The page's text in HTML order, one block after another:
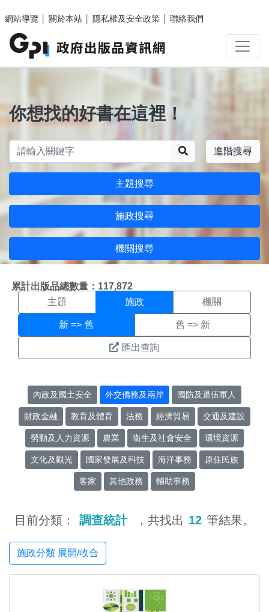
網站導覽
關於本站 隱私權及安全政策 聯絡我們
你想找的好書在這裡！
進階搜尋
主題搜尋
施政搜尋
機關搜尋
累計出版品總數量：117,872
施政搜尋結果頁面
主題 施政 機關
新 => 舊 舊 => 新
匯出查詢
內政及國土安全 外交僑務及兩岸 國防及退伍軍人
財政金融 教育及體育 法務 經濟貿易 交通及建設
勞動及人力資源 農業 衛生及社會安全 環境資源
文化及觀光 國家發展及科技 海洋事務 原住民族
客家 其他政務 輔助事務
目前分類： 調查統計 ，共找出 12 筆結果。
施政分類 展開/收合